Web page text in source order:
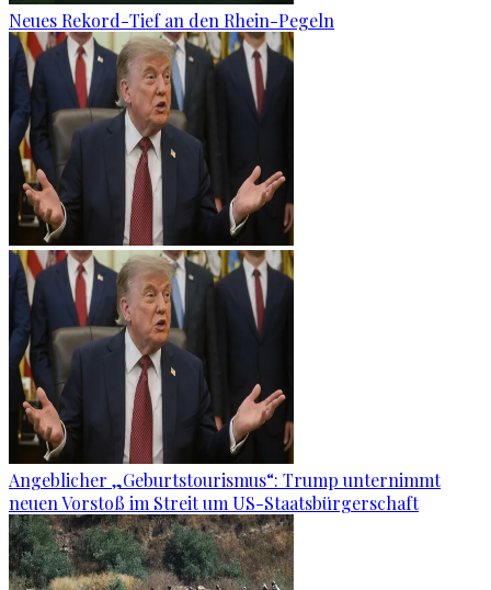
Neues Rekord-Tief an den Rhein-Pegeln
Angeblicher „Geburtstourismus“: Trump unternimmt
neuen Vorstoß im Streit um US-Staatsbürgerschaft